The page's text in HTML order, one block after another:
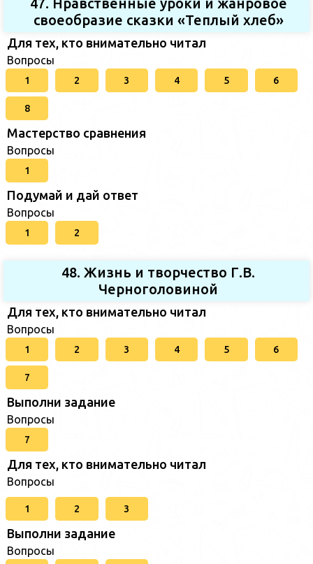
своеобразие сказки «Теплый хлеб»
Для тех, кто внимательно читал
Вопросы
1 2 3 4 5 6
8
Мастерство сравнения
Вопросы
1
Подумай и дай ответ
Вопросы
1 2
48. Жизнь и творчество Г.В.
Черноголовиной
Для тех, кто внимательно читал
Вопросы
1 2 3 4 5 6
7
Выполни задание
Вопросы
7
Для тех, кто внимательно читал
Вопросы
1 2 3
Выполни задание
Вопросы